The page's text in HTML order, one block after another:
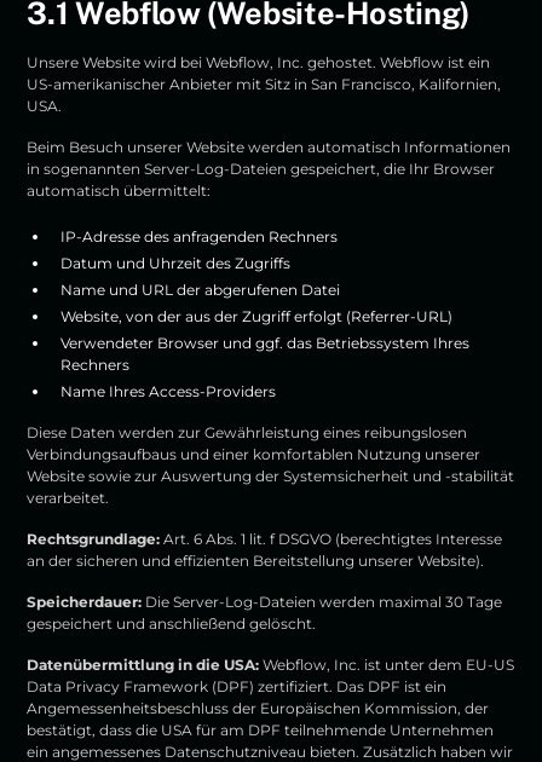
3.1 Webflow (Website-Hosting)
Unsere Website wird bei Webflow, Inc. gehostet. Webflow ist ein
US-amerikanischer Anbieter mit Sitz in San Francisco, Kalifornien,
USA.
Beim Besuch unserer Website werden automatisch Informationen
in sogenannten Server-Log-Dateien gespeichert, die Ihr Browser
automatisch übermittelt:
IP-Adresse des anfragenden Rechners
Datum und Uhrzeit des Zugriffs
Name und URL der abgerufenen Datei
Website, von der aus der Zugriff erfolgt (Referrer-URL)
Verwendeter Browser und ggf. das Betriebssystem Ihres
Rechners
Name Ihres Access-Providers
Diese Daten werden zur Gewährleistung eines reibungslosen
Verbindungsaufbaus und einer komfortablen Nutzung unserer
Website sowie zur Auswertung der Systemsicherheit und -stabilität
verarbeitet.
Rechtsgrundlage: Art. 6 Abs. 1 lit. f DSGVO (berechtigtes Interesse
an der sicheren und effizienten Bereitstellung unserer Website).
Speicherdauer: Die Server-Log-Dateien werden maximal 30 Tage
gespeichert und anschließend gelöscht.
Datenübermittlung in die USA: Webflow, Inc. ist unter dem EU-US
Data Privacy Framework (DPF) zertifiziert. Das DPF ist ein
Angemessenheitsbeschluss der Europäischen Kommission, der
bestätigt, dass die USA für am DPF teilnehmende Unternehmen
ein angemessenes Datenschutzniveau bieten. Zusätzlich haben wir